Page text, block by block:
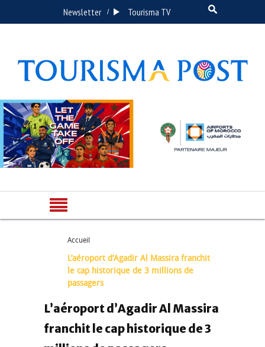
Newsletter / Tourisma TV
Accueil
L’aéroport d’Agadir Al Massira franchit
le cap historique de 3 millions de
passagers
L’aéroport d’Agadir Al Massira
franchit le cap historique de 3